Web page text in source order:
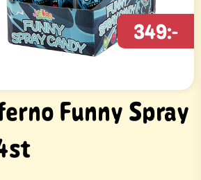
Funny Spray
349:-